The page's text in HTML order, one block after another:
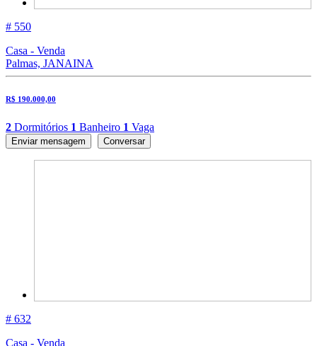
# 550
Casa - Venda
Palmas, JANAINA
R$ 190.000,00
2 Dormitórios 1 Banheiro 1 Vaga
Enviar mensagem Conversar
# 632
Casa - Venda